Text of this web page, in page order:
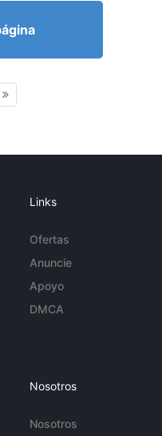
Links
Ofertas
Anuncie
Apoyo
DMCA
Nosotros
Nosotros